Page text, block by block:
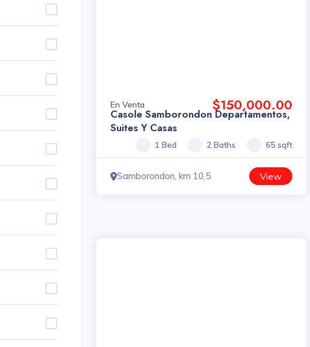
En Venta $150,000.00
Casole Samborondon Departamentos,
Suites Y Casas
1 Bed 2 Baths 65 sqft
Samborondon, km 10,5 View